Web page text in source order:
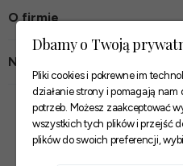
O firmie
Nasze sklepy
Zaufane
Dbamy o Twoją
Pliki cookies i pokrewne im
działanie strony i pomagają
potrzeb. Możesz zaakceptować
wszystkich tych plików i przejść
plików do swoich preferencji,